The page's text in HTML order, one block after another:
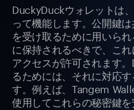
DuckyDuckウォレットは
って機能します。公開鍵
を受け取るために用いら
に保持されるべきで、こ
アクセスが許可されます
るためには、それに対応
す。例えば、Tangem
使用してこれらの秘密鍵を